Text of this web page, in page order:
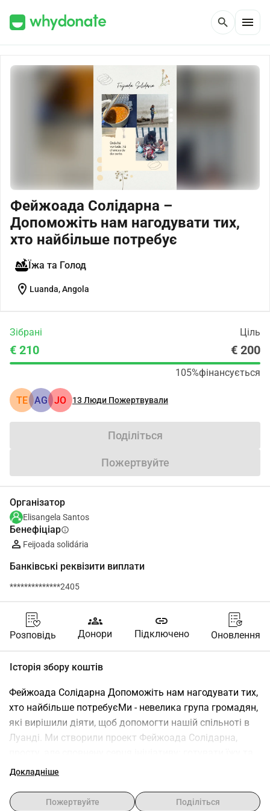
search menu
Фейжоада Солідарна –
Допоможіть нам нагодувати тих,
хто найбільше потребує
Їжа та Голод
location_on Luanda, Angola
Зібрані Ціль
€ 210 € 200
105%фінансується
TE AG JO 13Люди Пожертвували
Поділіться
Пожертвуйте
Організатор
Elisangela Santos
Бенефіціарinfo
Feijoada solidária
Банківські реквізити виплати
**************2405
Розповідь
groups
Донори
link
Підключено Оновлення
Історія збору коштів
Фейжоада Солідарна Допоможіть нам нагодувати тих,
хто найбільше потребуєМи - невелика група громадян,
які вирішили діяти, щоб допомогти нашій спільноті в
Луанді. Ми створили проект Фейжоада Солідарна,
розподіляти її дітям і сім'ям, які стикаються з
не повинен голодувати, особливо діти. Тому ми
Докладніше
Пожертвуйте Поділіться